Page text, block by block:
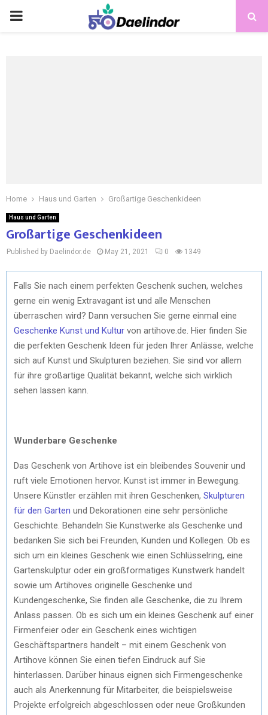
Home Haus und Garten Großartige Geschenkideen
Haus und Garten
Großartige Geschenkideen
Published by Daelindor.de May 21, 2021 0 1349
Falls Sie nach einem perfekten Geschenk suchen, welches
gerne ein wenig Extravagant ist und alle Menschen
überraschen wird? Dann versuchen Sie gerne einmal eine
Geschenke Kunst und Kultur von artihove.de. Hier finden Sie
die perfekten Geschenk Ideen für jeden Ihrer Anlässe, welche
sich auf Kunst und Skulpturen beziehen. Sie sind vor allem
für ihre großartige Qualität bekannt, welche sich wirklich
sehen lassen kann.
Wunderbare Geschenke
Das Geschenk von Artihove ist ein bleibendes Souvenir und
ruft viele Emotionen hervor. Kunst ist immer in Bewegung.
Unsere Künstler erzählen mit ihren Geschenken, Skulpturen
für den Garten und Dekorationen eine sehr persönliche
Geschichte. Behandeln Sie Kunstwerke als Geschenke und
bedanken Sie sich bei Freunden, Kunden und Kollegen. Ob es
sich um ein kleines Geschenk wie einen Schlüsselring, eine
Gartenskulptur oder ein großformatiges Kunstwerk handelt
sowie um Artihoves originelle Geschenke und
Kundengeschenke, Sie finden alle Geschenke, die zu Ihrem
Anlass passen. Ob es sich um ein kleines Geschenk auf einer
Firmenfeier oder ein Geschenk eines wichtigen
Geschäftspartners handelt – mit einem Geschenk von
Artihove können Sie einen tiefen Eindruck auf Sie
hinterlassen. Darüber hinaus eignen sich Firmengeschenke
auch als Anerkennung für Mitarbeiter, die beispielsweise
Projekte erfolgreich abgeschlossen oder neue Großkunden